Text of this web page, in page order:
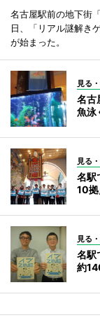
名古屋駅前の地下街
日、「リアル謎解き
が始まった。
見る
名古
魚泳
見る
名駅
10
見る
名駅
約